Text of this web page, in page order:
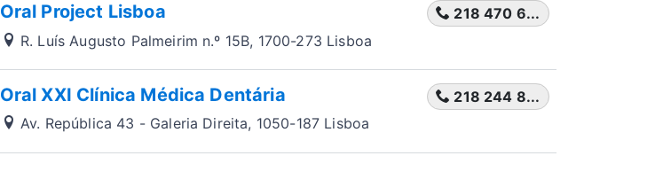
Oral Project Lisboa
218 470 6...
R. Luís Augusto Palmeirim n.º 15B, 1700-273 Lisboa
Oral XXI Clínica Médica Dentária
218 244 8...
Av. República 43 - Galeria Direita, 1050-187 Lisboa